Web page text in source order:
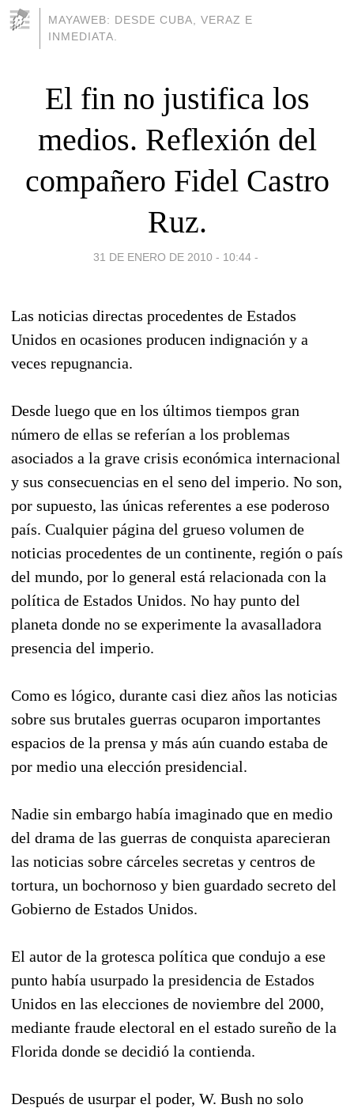
MAYAWEB: DESDE CUBA, VERAZ E
INMEDIATA.
El fin no justifica los
medios. Reflexión del
compañero Fidel Castro
Ruz.
31 DE ENERO DE 2010 - 10:44 -
Las noticias directas procedentes de Estados
Unidos en ocasiones producen indignación y a
veces repugnancia.
Desde luego que en los últimos tiempos gran
número de ellas se referían a los problemas
asociados a la grave crisis económica internacional
y sus consecuencias en el seno del imperio. No son,
por supuesto, las únicas referentes a ese poderoso
país. Cualquier página del grueso volumen de
noticias procedentes de un continente, región o país
del mundo, por lo general está relacionada con la
política de Estados Unidos. No hay punto del
planeta donde no se experimente la avasalladora
presencia del imperio.
Como es lógico, durante casi diez años las noticias
sobre sus brutales guerras ocuparon importantes
espacios de la prensa y más aún cuando estaba de
por medio una elección presidencial.
Nadie sin embargo había imaginado que en medio
del drama de las guerras de conquista aparecieran
las noticias sobre cárceles secretas y centros de
tortura, un bochornoso y bien guardado secreto del
Gobierno de Estados Unidos.
El autor de la grotesca política que condujo a ese
punto había usurpado la presidencia de Estados
Unidos en las elecciones de noviembre del 2000,
mediante fraude electoral en el estado sureño de la
Florida donde se decidió la contienda.
Después de usurpar el poder, W. Bush no solo